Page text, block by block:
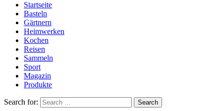
Startseite
Basteln
Gärtnern
Heimwerken
Kochen
Reisen
Sammeln
Sport
Magazin
Produkte
Search for: Search